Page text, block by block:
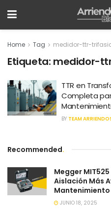
Home Tag medidor-ttr-
Etiqueta: medidor-
TTR en
Completa
BY TEAM
Recommended.
Megger
Aislación Más
JUNIO 18, 2025